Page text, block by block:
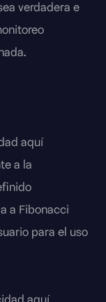
verdadera e
aquí
a la
a Fibonacci
para el uso